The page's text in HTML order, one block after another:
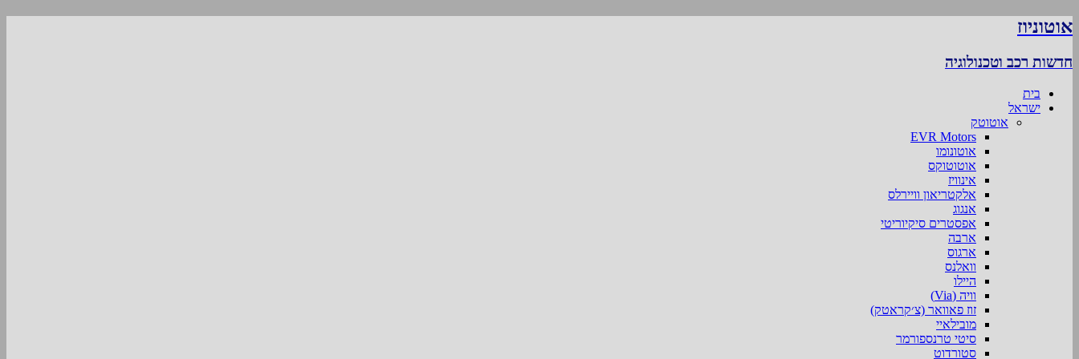
אוטוניוז
חדשות רכב וטכנולוגיה
בית
ישראל
אוטוטק
EVR Motors
אוטונומו
אוטוטוקס
אינוויז
אלקטריאון וויירלס
אנגוג
אפסטרים סיקיוריטי
ארבה
ארגוס
וואלנס
היילו
וויה (Via)
זוז פאוואר (צ׳קראטק)
מובילאיי
סיטי טרנספורמר
סטורדוט